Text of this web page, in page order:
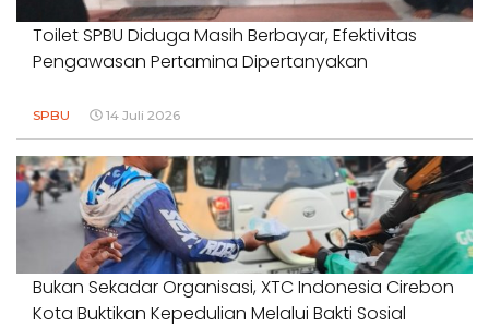
Toilet SPBU Diduga Masih Berbayar, Efektivitas
Pengawasan Pertamina Dipertanyakan
SPBU 14 Juli 2026
Bukan Sekadar Organisasi, XTC Indonesia Cirebon
Kota Buktikan Kepedulian Melalui Bakti Sosial